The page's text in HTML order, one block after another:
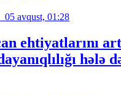
05 avqust, 01:28
ehtiyatlarını
hələ